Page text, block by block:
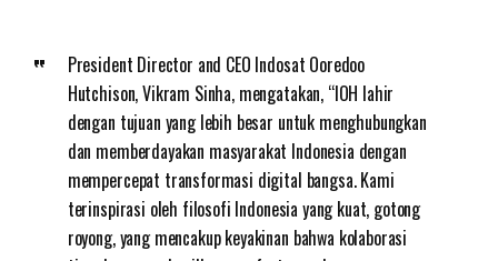
President Director and CEO Indosat Ooredoo
Hutchison, Vikram Sinha, mengatakan, “IOH lahir
dengan tujuan yang lebih besar untuk menghubungkan
dan memberdayakan masyarakat Indonesia dengan
mempercepat transformasi digital bangsa. Kami
terinspirasi oleh filosofi Indonesia yang kuat, gotong
royong, yang mencakup keyakinan bahwa kolaborasi